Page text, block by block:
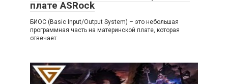
плате ASRock
БИОС (Basic Input/Output System) – это небольшая
программная часть на материнской плате, которая
отвечает